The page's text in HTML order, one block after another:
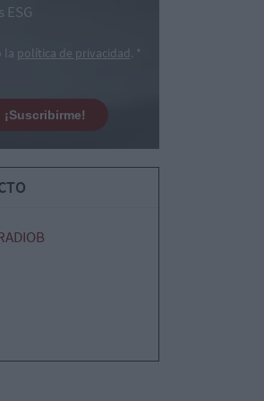
ESG
la política de privacidad. *
¡Suscribirme!